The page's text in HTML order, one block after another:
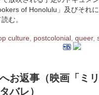
of Honolulu」及びそれ
む。
culture postcolonial, queer,
お返事（映画「ミ
バレ）